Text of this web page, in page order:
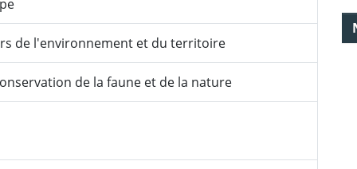
de l'environnement et du territoire
de la faune et de la nature